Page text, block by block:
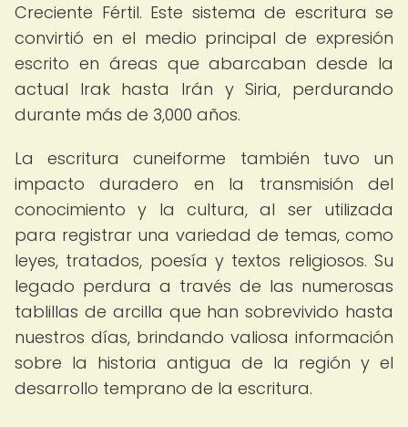
Creciente Fértil. Este sistema de escritura se
convirtió en el medio principal de expresión
escrito en áreas que abarcaban desde la
actual Irak hasta Irán y Siria, perdurando
durante más de 3,000 años.
La escritura cuneiforme también tuvo un
impacto duradero en la transmisión del
conocimiento y la cultura, al ser utilizada
para registrar una variedad de temas, como
leyes, tratados, poesía y textos religiosos. Su
legado perdura a través de las numerosas
tablillas de arcilla que han sobrevivido hasta
nuestros días, brindando valiosa información
sobre la historia antigua de la región y el
desarrollo temprano de la escritura.